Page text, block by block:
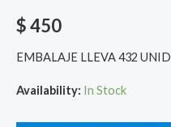
$450
EMBALAJE LLEVA 432 UNID
Availability: In Stock